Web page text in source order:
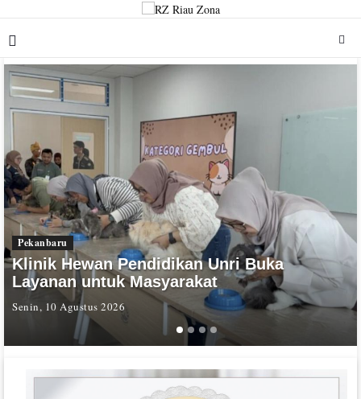
Pekanbaru
Klinik Hewan Pendidikan Unri Buka
Layanan untuk Masyarakat
Senin, 10 Agustus 2026